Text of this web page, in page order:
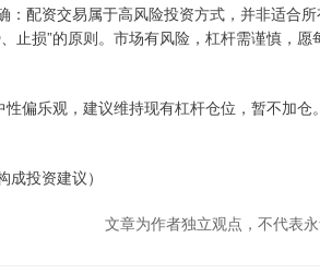
配资交易属于高风险投资方式，并非适合
止损”的原则。市场有风险，杠杆需谨慎，愿
偏乐观，建议维持现有杠杆仓位，暂不加仓
投资建议）
文章为作者独立观点，不代表